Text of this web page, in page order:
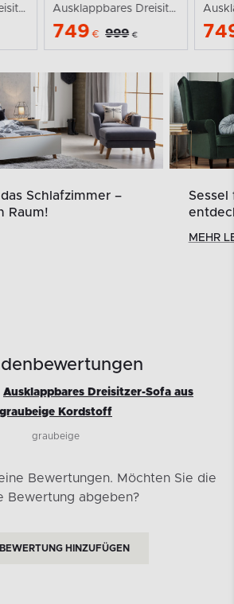
Ausklappbares Dreisitzer-Schlafsofa aus hellgrauem... Ausklappbares Dreisitziges-Sofa aus rotem Kordstoff
749 € 999 €
Schlafzimmer –
Raum!
Sessel
MEHR
Ausklappbares Dreisitzer-Sofa aus
graubeige Kordstoff
graubeige
Bewertungen. Möchten Sie die
Bewertung abgeben?
BEWERTUNG HINZUFÜGEN